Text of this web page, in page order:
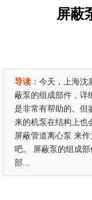
屏蔽
导读：今天，上海沈
蔽泵的组成部件，详
是非常有帮助的。但
来的机泵在结构上也
屏蔽管道离心泵 来
吧。 屏蔽泵的组成
部...